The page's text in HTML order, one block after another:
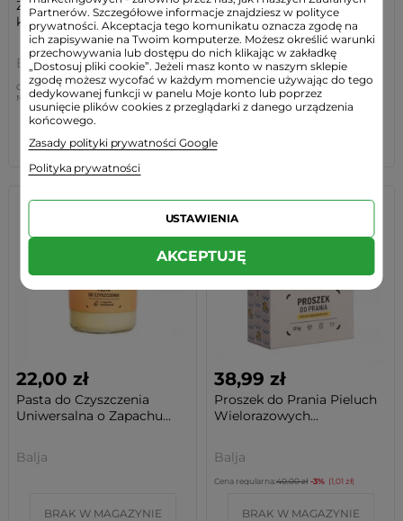
Zestaw do zmywarki Sól 2
kg + Nabłyszczacz...
Balja
Cena regularna:52,70 zł -7% (3,91 zł)
Najniższa cena: 52,70 zł -7%(3,91zł)
Proszek do Prania Białego
Ekologiczny...
Balja
Cena regularna: 39,50 zł (1,51 zł)
22,00 zł
Pasta do Czyszczenia
Uniwersalna o Zapachu...
Balja
BRAK W MAGAZYNIE
38,99 zł
Proszek do Prania Pieluch
Wielorazowych...
Balja
Cena regularna:40,00 zł -3% (1,01 zł)
BRAK W MAGAZYNIE
Partnerów. Szczegółowe informacje znajdziesz w polityce
prywatności. Akceptacja tego komunikatu oznacza zgodę na
ich zapisywanie na Twoim komputerze. Możesz określić warunki
przechowywania lub dostępu do nich klikając w zakładkę
„Dostosuj pliki cookie”. Jeżeli masz konto w naszym sklepie
zgodę możesz wycofać w każdym momencie używając do tego
dedykowanej funkcji w panelu Moje konto lub poprzez
usunięcie plików cookies z przeglądarki z danego urządzenia
końcowego.
Zasady polityki prywatności Google
Polityka prywatności
USTAWIENIA
AKCEPTUJĘ